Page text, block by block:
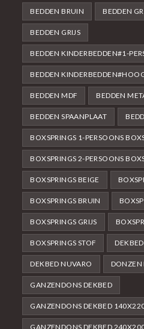
BEDDEN BRUIN BEDDEN
BEDDEN GRIJS
BEDDEN KINDERBEDDEN#1-
BEDDEN
BEDDEN MDF BEDDEN
BEDDEN SPAANPLAAT
BOXSPRINGS 1-PERSOONS
BOXSPRINGS 2-PERSOONS
BOXSPRINGS BEIGE
BOXSPRINGS BRUIN
BOXSPRINGS GRIJS
BOXSPRINGS STOF
DEKBED NUVARO DONZEN
GANZENDONS DEKBED
GANZENDONS DEKBED
GANZENDONS DEKBED